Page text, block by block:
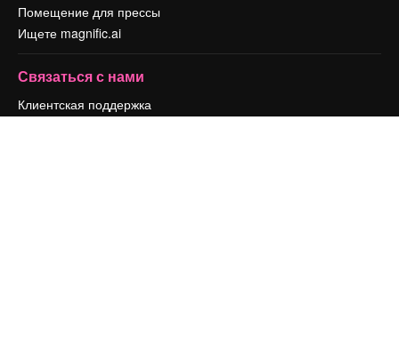
Помещение для прессы
Ищете magnific.ai
Связаться с нами
Клиентская поддержка